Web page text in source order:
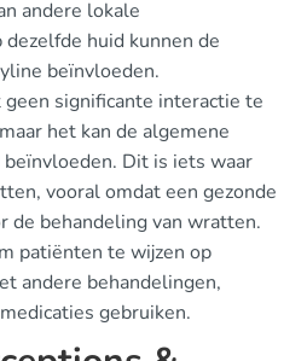
andere lokale
huid kunnen de
beïnvloeden.
significante interactie te
het kan de algemene
Dit is iets waar
vooral omdat een gezonde
de behandeling van wratten.
patiënten te wijzen op
andere behandelingen,
gebruiken.